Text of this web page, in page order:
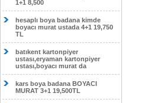
1+1 8,500
hesaplı boya badana kimde
boyacı murat ustada 4+1 19,750
TL
batıkent kartonpiyer
ustası,eryaman kartonpiyer
ustası,boyacı murat da
kars boya badana BOYACI
MURAT 3+1 19,500TL